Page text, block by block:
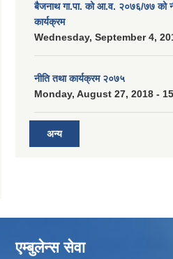
बैजनाथ गा.पा. को आ.व. २०७६/७७ को
कार्यक्रम
Wednesday, September 4,
नीति तथा कार्यक्रम २०७५
Monday, August 27, 2018 -
अन्य
एम्बुलेन्स सेवा